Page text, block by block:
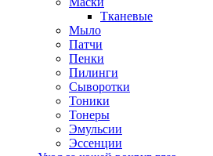
Тканевые
Мыло
Патчи
Пенки
Пилинги
Сыворотки
Тоники
Тонеры
Эмульсии
Эссенции